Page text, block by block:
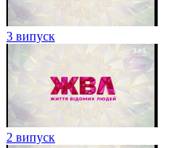
3 випуск
2 випуск